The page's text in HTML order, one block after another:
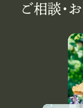
ご相談・